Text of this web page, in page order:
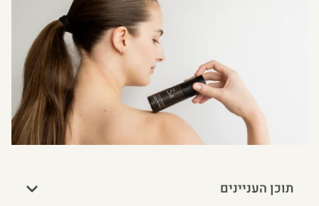
תוכן העניינים